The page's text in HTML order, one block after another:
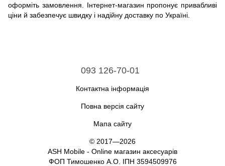
оформіть замовлення. Інтернет-магазин пропонує привабливі
ціни й забезпечує швидку і надійну доставку по Україні.
093 126-70-01
Контактна інформація
Повна версія сайту
Мапа сайту
© 2017—2026
ASH Mobile - Online магазин аксесуарів
ФОП Тимошенко А.О. ІПН 3594509976